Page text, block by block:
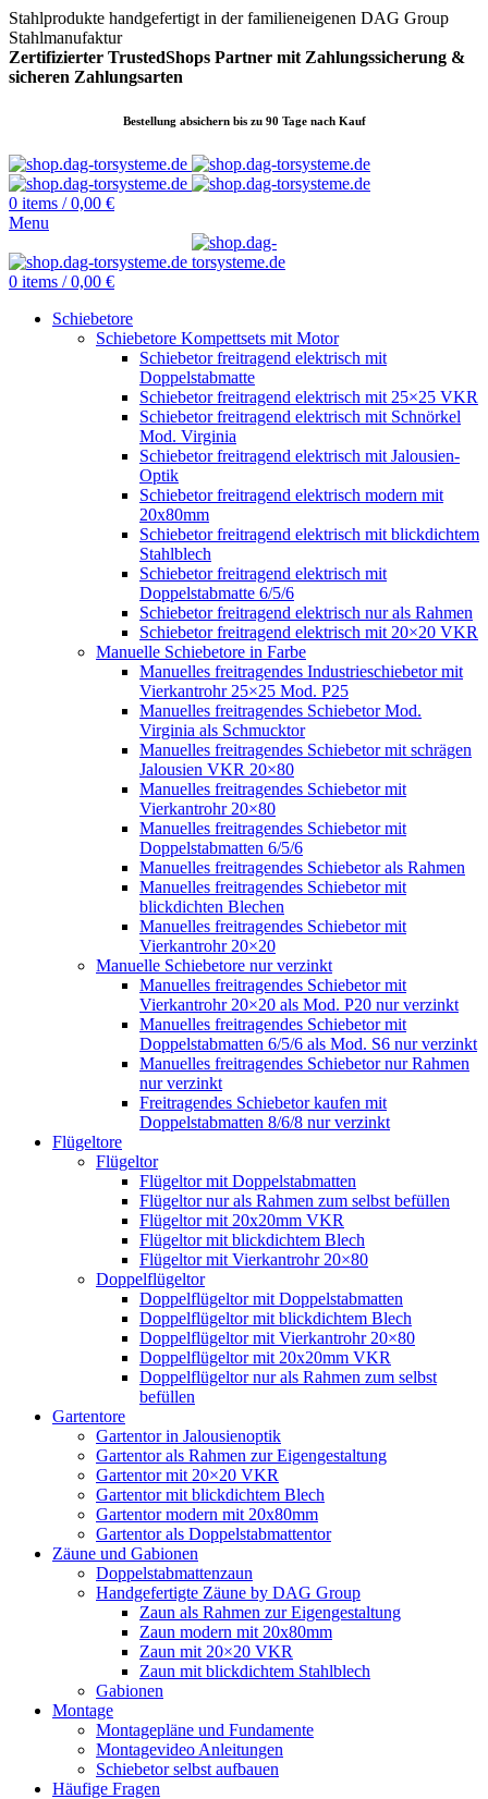
Stahlprodukte handgefertigt in der familieneigenen DAG Group
Stahlmanufaktur
Zertifizierter TrustedShops Partner mit Zahlungssicherung &
sicheren Zahlungsarten
Bestellung absichern bis zu 90 Tage nach Kauf
0 items / 0,00 €
Menu
0 items / 0,00 €
Schiebetore
Schiebetore Kompettsets mit Motor
Schiebetor freitragend elektrisch mit
Doppelstabmatte
Schiebetor freitragend elektrisch mit 25×25 VKR
Schiebetor freitragend elektrisch mit Schnörkel
Mod. Virginia
Schiebetor freitragend elektrisch mit Jalousien-
Optik
Schiebetor freitragend elektrisch modern mit
20x80mm
Schiebetor freitragend elektrisch mit blickdichtem
Stahlblech
Schiebetor freitragend elektrisch mit
Doppelstabmatte 6/5/6
Schiebetor freitragend elektrisch nur als Rahmen
Schiebetor freitragend elektrisch mit 20×20 VKR
Manuelle Schiebetore in Farbe
Manuelles freitragendes Industrieschiebetor mit
Vierkantrohr 25×25 Mod. P25
Manuelles freitragendes Schiebetor Mod.
Virginia als Schmucktor
Manuelles freitragendes Schiebetor mit schrägen
Jalousien VKR 20×80
Manuelles freitragendes Schiebetor mit
Vierkantrohr 20×80
Manuelles freitragendes Schiebetor mit
Doppelstabmatten 6/5/6
Manuelles freitragendes Schiebetor als Rahmen
Manuelles freitragendes Schiebetor mit
blickdichten Blechen
Manuelles freitragendes Schiebetor mit
Vierkantrohr 20×20
Manuelle Schiebetore nur verzinkt
Manuelles freitragendes Schiebetor mit
Vierkantrohr 20×20 als Mod. P20 nur verzinkt
Manuelles freitragendes Schiebetor mit
Doppelstabmatten 6/5/6 als Mod. S6 nur verzinkt
Manuelles freitragendes Schiebetor nur Rahmen
nur verzinkt
Freitragendes Schiebetor kaufen mit
Doppelstabmatten 8/6/8 nur verzinkt
Flügeltore
Flügeltor
Flügeltor mit Doppelstabmatten
Flügeltor nur als Rahmen zum selbst befüllen
Flügeltor mit 20x20mm VKR
Flügeltor mit blickdichtem Blech
Flügeltor mit Vierkantrohr 20×80
Doppelflügeltor
Doppelflügeltor mit Doppelstabmatten
Doppelflügeltor mit blickdichtem Blech
Doppelflügeltor mit Vierkantrohr 20×80
Doppelflügeltor mit 20x20mm VKR
Doppelflügeltor nur als Rahmen zum selbst
befüllen
Gartentore
Gartentor in Jalousienoptik
Gartentor als Rahmen zur Eigengestaltung
Gartentor mit 20×20 VKR
Gartentor mit blickdichtem Blech
Gartentor modern mit 20x80mm
Gartentor als Doppelstabmattentor
Zäune und Gabionen
Doppelstabmattenzaun
Handgefertigte Zäune by DAG Group
Zaun als Rahmen zur Eigengestaltung
Zaun modern mit 20x80mm
Zaun mit 20×20 VKR
Zaun mit blickdichtem Stahlblech
Gabionen
Montage
Montagepläne und Fundamente
Montagevideo Anleitungen
Schiebetor selbst aufbauen
Häufige Fragen